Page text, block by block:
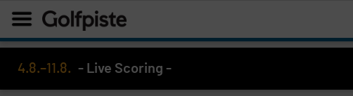
4.8.–11.8. - Live Scoring -